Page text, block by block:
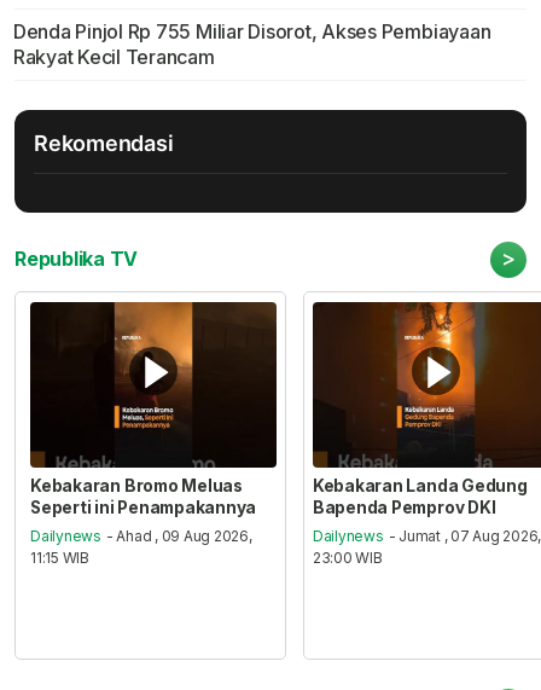
Denda Pinjol Rp 755 Miliar Disorot, Akses Pembiayaan
Rakyat Kecil Terancam
Rekomendasi
Republika TV >
Kebakaran Bromo Meluas
Seperti ini Penampakannya
Dailynews - Ahad , 09 Aug 2026,
11:15 WIB
Kebakaran Landa Gedung
Bapenda Pemprov DKI
Dailynews - Jumat , 07 Aug 2026,
23:00 WIB